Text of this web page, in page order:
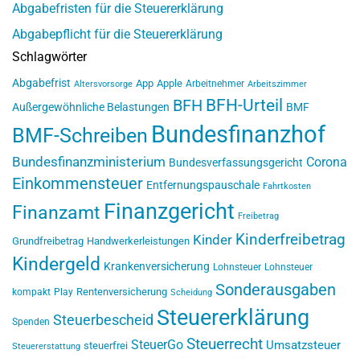
Abgabefristen für die Steuererklärung
Abgabepflicht für die Steuererklärung
Schlagwörter
Abgabefrist Altersvorsorge App Apple Arbeitnehmer Arbeitszimmer
Außergewöhnliche Belastungen BFH BFH-Urteil BMF
BMF-Schreiben Bundesfinanzhof
Bundesfinanzministerium Bundesverfassungsgericht Corona
Einkommensteuer Entfernungspauschale Fahrtkosten
Finanzamt Finanzgericht Freibetrag
Grundfreibetrag Handwerkerleistungen Kinder Kinderfreibetrag
Kindergeld Krankenversicherung Lohnsteuer Lohnsteuer
kompakt Play Rentenversicherung Scheidung Sonderausgaben
Spenden Steuerbescheid Steuererklärung
Steuererstattung steuerfrei SteuerGo Steuerrecht Umsatzsteuer